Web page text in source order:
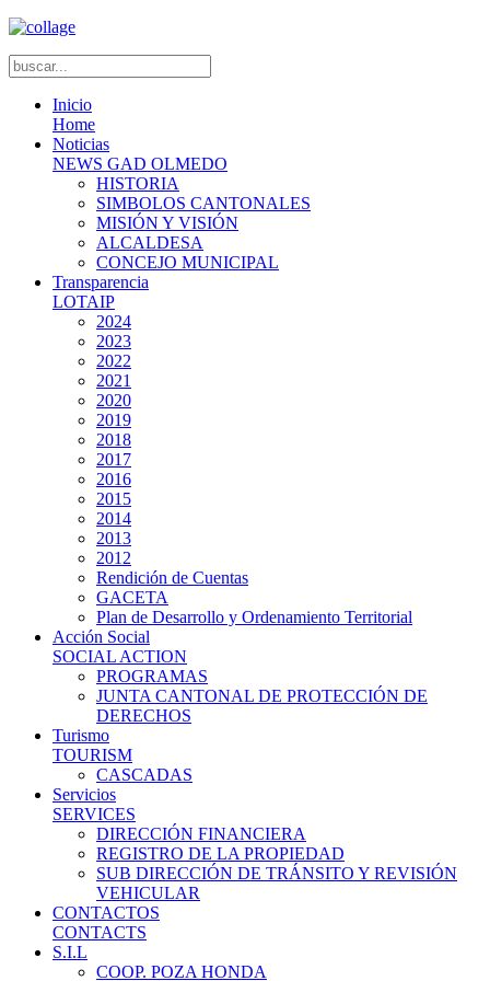
Inicio
Home
Noticias
NEWS GAD OLMEDO
HISTORIA
SIMBOLOS CANTONALES
MISIÓN Y VISIÓN
ALCALDESA
CONCEJO MUNICIPAL
Transparencia
LOTAIP
2024
2023
2022
2021
2020
2019
2018
2017
2016
2015
2014
2013
2012
Rendición de Cuentas
GACETA
Plan de Desarrollo y Ordenamiento Territorial
Acción Social
SOCIAL ACTION
PROGRAMAS
JUNTA CANTONAL DE PROTECCIÓN DE
DERECHOS
Turismo
TOURISM
CASCADAS
Servicios
SERVICES
DIRECCIÓN FINANCIERA
REGISTRO DE LA PROPIEDAD
SUB DIRECCIÓN DE TRÁNSITO Y REVISIÓN
VEHICULAR
CONTACTOS
CONTACTS
S.I.L
COOP. POZA HONDA